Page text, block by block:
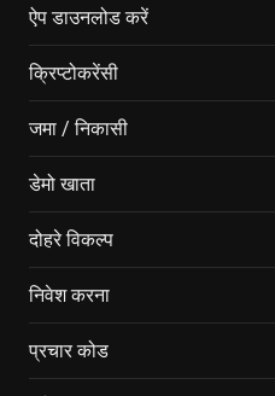
ऐप डाउनलोड करें
क्रिप्टोकरेंसी
जमा / निकासी
डेमो खाता
दोहरे विकल्प
निवेश करना
प्रचार कोड